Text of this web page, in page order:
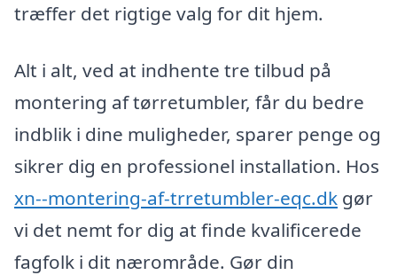
træffer det rigtige valg for dit hjem.
Alt i alt, ved at indhente tre tilbud på
montering af tørretumbler, får du bedre
indblik i dine muligheder, sparer penge og
sikrer dig en professionel installation. Hos
xn--montering-af-trretumbler-eqc.dk gør
vi det nemt for dig at finde kvalificerede
fagfolk i dit nærområde. Gør din